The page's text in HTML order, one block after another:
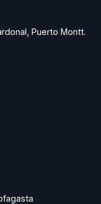
Puerto Montt.